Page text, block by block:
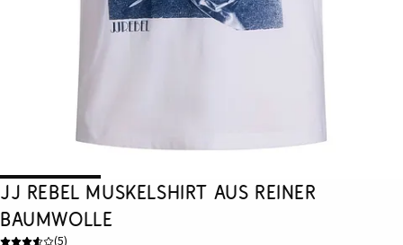
JJ REBEL Muskelshirt aus reiner
Baumwolle